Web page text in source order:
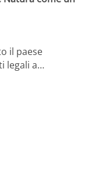
il paese
legali a…